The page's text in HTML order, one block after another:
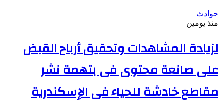
حوادث
منذ يومين
لزيادة المشاهدات وتحقيق أرباح القبض
على صانعة محتوى فى بتهمة نشر
مقاطع خادشة للحياء فى الإسكندرية